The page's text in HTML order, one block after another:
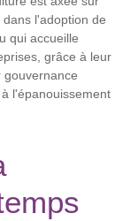
l'adoption de
qui accueille
grâce à leur
gouvernance
l'épanouissement